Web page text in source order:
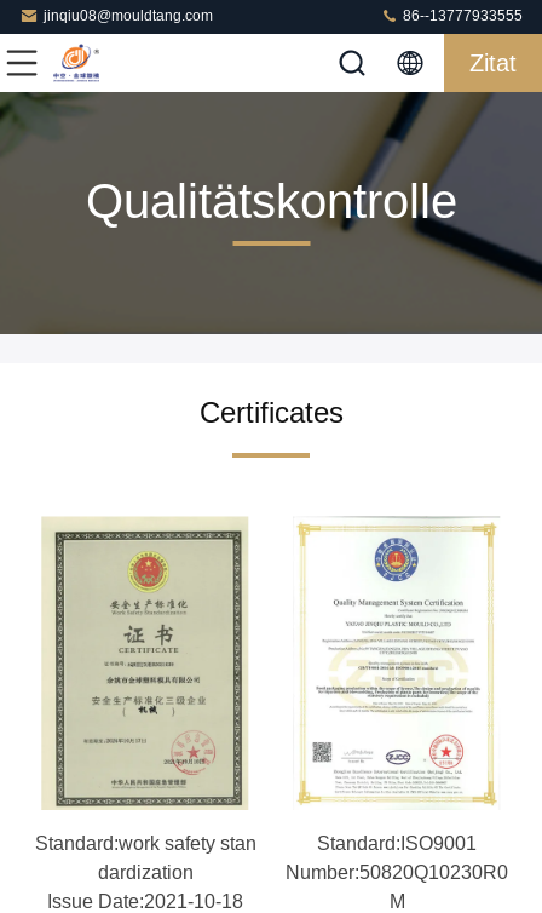
jinqiu08@mouldtang.com 86--13777933555
Zitat
Qualitätskontrolle
Certificates
Standard:work safety stan
dardization
Issue Date:2021-10-18
Standard:ISO9001
Number:50820Q10230R0
M